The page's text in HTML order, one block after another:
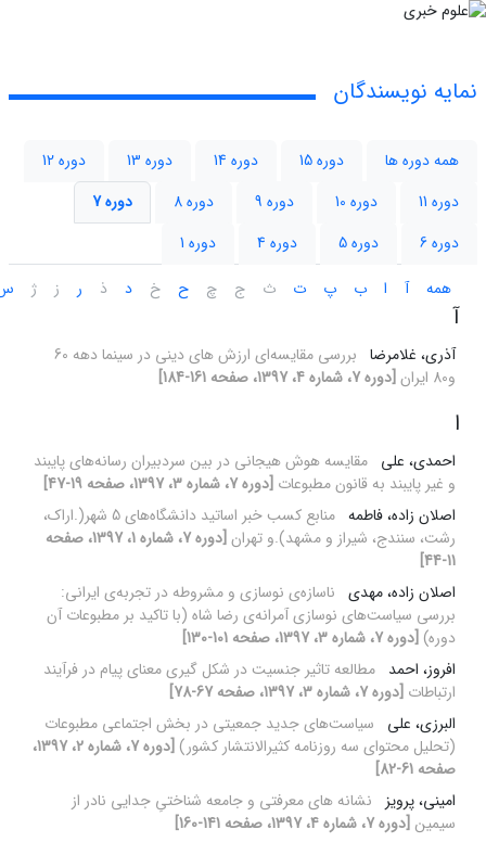
نمایه نویسندگان
همه دوره ها دوره 15 دوره 14 دوره 13
دوره 12
دوره 11
دوره 10 دوره 9 دوره 8
دوره 7
دوره 6
دوره 5 دوره 4
دوره 1
همه
آ ا ب پ ت ث ج چ ح خ د ذ ر ز ژ
آ
آذری، غلامرضا
بررسی مقایسه‌ای ارزش های دینی در سینما دهه 60
و80 ایران
[دوره 7، شماره 4، 1397، صفحه 161-184]
ا
احمدی، علی مقایسه هوش هیجانی در بین سردبیران رسانه‌های پایبند
و غیر پایبند به قانون مطبوعات [دوره 7، شماره 3، 1397، صفحه 19-47]
اصلان زاده، فاطمه
منابع کسب خبر اساتید دانشگاه‌های 5 شهر(.اراک،
رشت، سنندج، شیراز و مشهد).و تهران
[دوره 7، شماره 1، 1397، صفحه
11-44]
اصلان زاده، مهدی ناسازه‌ی نوسازی و مشروطه در تجربه‌ی ایرانی:
بررسی سیاست‌های نوسازی آمرانه‌ی رضا شاه (با تاکید بر مطبوعات آن
دوره) [دوره 7، شماره 3، 1397، صفحه 101-130]
افروز، احمد مطالعه تاثیر جنسیت در شکل گیری معنای پیام در فرآیند
ارتباطات [دوره 7، شماره 3، 1397، صفحه 67-78]
البرزی، علی
سیاست‌های جدید جمعیتی در بخش اجتماعی مطبوعات
(تحلیل محتوای سه روزنامه کثیرالانتشار کشور)
[دوره 7، شماره 2، 1397،
صفحه 61-82]
امینی، پرویز
نشانه های معرفتی و جامعه شناختیِ جدایی نادر از
سیمین [دوره 7، شماره 4، 1397، صفحه 141-160]